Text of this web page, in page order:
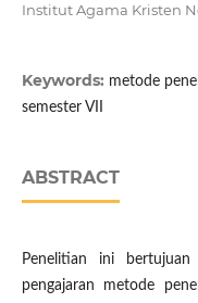
Institut Agama Kristen
Keywords: metode
semester VII
ABSTRACT
Penelitian ini
pengajaran metode